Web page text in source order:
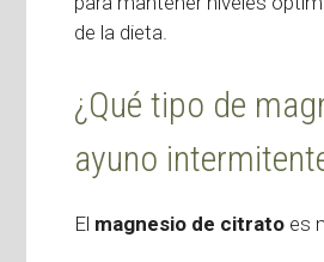
de la dieta.
¿Qué tipo de
ayuno
El magnesio de citrato es